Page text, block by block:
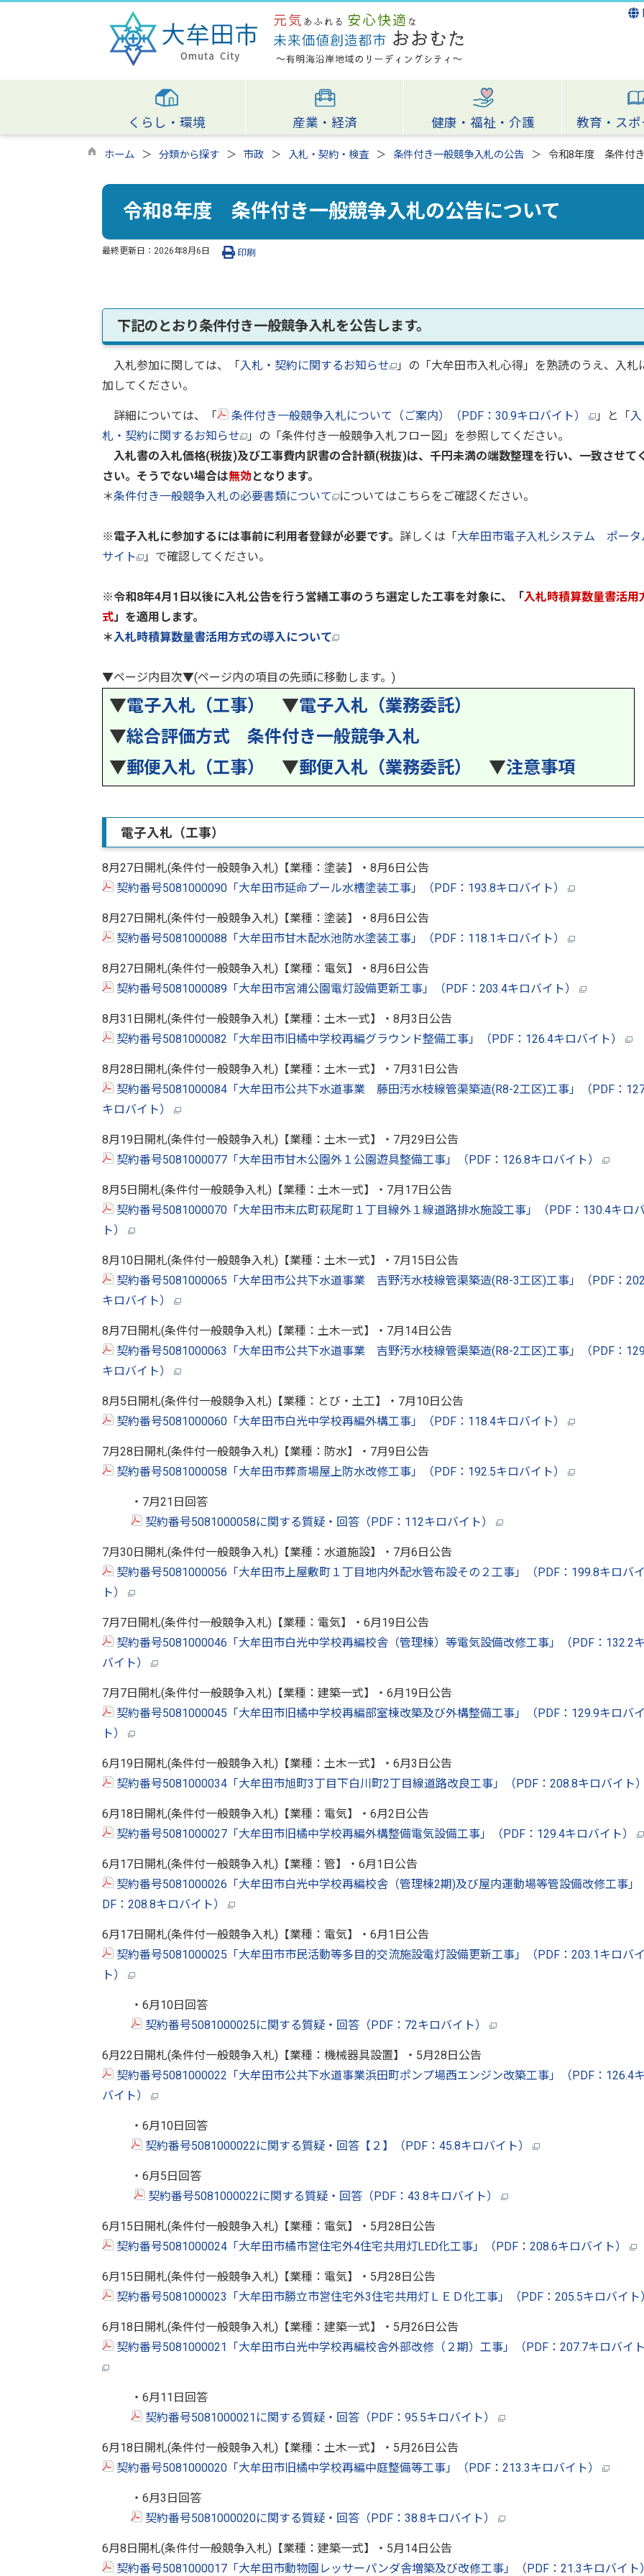
くらし・環境 産業・経済 健康・福祉・介護 教育・ス
ホーム 分類から探す 市政 入札・契約・検査 条件付き一般競争入札の公告 令和8年度 条件付
令和8年度 条件付き一般競争入札の公告について
最終更新日： 2026年8月6日 印刷
下記のとおり条件付き一般競争入札を公告します。
入札参加に関しては、「 入札・契約に関するお知らせ
」の「大牟田市入札心得」を熟読のうえ、入札
加してください。
詳細については、「 条件付き一般競争入札について（ご案内）（PDF：30.9キロバイト） 」と「 入
札・契約に関するお知らせ
」の「条件付き一般競争入札フロー図」を参照してください。
入札書の入札価格(税抜)及び工事費内訳書の合計額(税抜)は、千円未満の端数整理を行い、一致させて
さい。そうでない場合は無効 となります。
＊条件付き一般競争入札の必要書類について についてはこちらをご確認ください。
※電子入札に参加するには事前に利用者登録が必要です。 詳しくは「大牟田市電子入札システム ポータ
サイト
」で確認してください。
※令和8年4月1日以後に入札公告を行う営繕工事のうち選定した工事を対象に、「入札時積算数量書活用
式 」を適用します。
＊入札時積算数量書活用方式の導入について
▼ページ内目次▼(ページ内の項目の先頭に移動します。)
▼電子入札（工事） ▼電子入札（業務委託）
▼総合評価方式 条件付き一般競争入札
▼郵便入札（工事） ▼郵便入札（業務委託） ▼注意事項
電子入札（工事）
8月27日開札(条件付一般競争入札)【業種：塗装】・8月6日公告
契約番号5081000090「大牟田市延命プール水槽塗装工事」（PDF：193.8キロバイト）
8月27日開札(条件付一般競争入札)【業種：塗装】・8月6日公告
契約番号5081000088「大牟田市甘木配水池防水塗装工事」（PDF：118.1キロバイト）
8月27日開札(条件付一般競争入札)【業種：電気】・8月6日公告
契約番号5081000089「大牟田市宮浦公園電灯設備更新工事」（PDF：203.4キロバイト）
8月31日開札(条件付一般競争入札)【業種：土木一式】・8月3日公告
契約番号5081000082「大牟田市旧橘中学校再編グラウンド整備工事」（PDF：126.4キロバイト）
8月28日開札(条件付一般競争入札)【業種：土木一式】・7月31日公告
契約番号5081000084「大牟田市公共下水道事業 藤田汚水枝線管渠築造(R8-2工区)工事」（PDF：
キロバイト）
8月19日開札(条件付一般競争入札)【業種：土木一式】・7月29日公告
契約番号5081000077「大牟田市甘木公園外１公園遊具整備工事」（PDF：126.8キロバイト）
8月5日開札(条件付一般競争入札)【業種：土木一式】・7月17日公告
契約番号5081000070「大牟田市末広町萩尾町１丁目線外１線道路排水施設工事」（PDF：130.4キロ
ト）
8月10日開札(条件付一般競争入札)【業種：土木一式】・7月15日公告
契約番号5081000065「大牟田市公共下水道事業 吉野汚水枝線管渠築造(R8-3工区)工事」（PDF：
キロバイト）
8月7日開札(条件付一般競争入札)【業種：土木一式】・7月14日公告
契約番号5081000063「大牟田市公共下水道事業 吉野汚水枝線管渠築造(R8-2工区)工事」（PDF：
キロバイト）
8月5日開札(条件付一般競争入札)【業種：とび・土工】・7月10日公告
契約番号5081000060「大牟田市白光中学校再編外構工事」（PDF：118.4キロバイト）
7月28日開札(条件付一般競争入札)【業種：防水】・7月9日公告
契約番号5081000058「大牟田市葬斎場屋上防水改修工事」（PDF：192.5キロバイト）
・7月21日回答
契約番号5081000058に関する質疑・回答（PDF：112キロバイト）
7月30日開札(条件付一般競争入札)【業種：水道施設】・7月6日公告
契約番号5081000056「大牟田市上屋敷町１丁目地内外配水管布設その２工事」（PDF：199.8キロバ
ト）
7月7日開札(条件付一般競争入札)【業種：電気】・6月19日公告
契約番号5081000046「大牟田市白光中学校再編校舎（管理棟）等電気設備改修工事」（PDF：132.2
バイト）
7月7日開札(条件付一般競争入札)【業種：建築一式】・6月19日公告
契約番号5081000045「大牟田市旧橘中学校再編部室棟改築及び外構整備工事」（PDF：129.9キロバ
ト）
6月19日開札(条件付一般競争入札)【業種：土木一式】・6月3日公告
契約番号5081000034「大牟田市旭町3丁目下白川町2丁目線道路改良工事」（PDF：208.8キロバイト
6月18日開札(条件付一般競争入札)【業種：電気】・6月2日公告
契約番号5081000027「大牟田市旧橘中学校再編外構整備電気設備工事」（PDF：129.4キロバイト）
6月17日開札(条件付一般競争入札)【業種：管】・6月1日公告
契約番号5081000026「大牟田市白光中学校再編校舎（管理棟2期)及び屋内運動場等管設備改修工事」
DF：208.8キロバイト）
6月17日開札(条件付一般競争入札)【業種：電気】・6月1日公告
契約番号5081000025「大牟田市市民活動等多目的交流施設電灯設備更新工事」（PDF：203.1キロバ
ト）
・6月10日回答
契約番号5081000025に関する質疑・回答（PDF：72キロバイト）
6月22日開札(条件付一般競争入札)【業種：機械器具設置】・5月28日公告
契約番号5081000022「大牟田市公共下水道事業浜田町ポンプ場西エンジン改築工事」（PDF：126.4
バイト）
・6月10日回答
契約番号5081000022に関する質疑・回答【２】（PDF：45.8キロバイト）
・6月5日回答
契約番号5081000022に関する質疑・回答（PDF：43.8キロバイト）
6月15日開札(条件付一般競争入札)【業種：電気】・5月28日公告
契約番号5081000024「大牟田市橘市営住宅外4住宅共用灯LED化工事」（PDF：208.6キロバイト）
6月15日開札(条件付一般競争入札)【業種：電気】・5月28日公告
契約番号5081000023「大牟田市勝立市営住宅外3住宅共用灯ＬＥＤ化工事」（PDF：205.5キロバイ
6月18日開札(条件付一般競争入札)【業種：建築一式】・5月26日公告
契約番号5081000021「大牟田市白光中学校再編校舎外部改修（２期）工事」（PDF：207.7キロバイ
・6月11日回答
契約番号5081000021に関する質疑・回答（PDF：95.5キロバイト）
6月18日開札(条件付一般競争入札)【業種：土木一式】・5月26日公告
契約番号5081000020「大牟田市旧橘中学校再編中庭整備等工事」（PDF：213.3キロバイト）
・6月3日回答
契約番号5081000020に関する質疑・回答（PDF：38.8キロバイト）
6月8日開札(条件付一般競争入札)【業種：建築一式】・5月14日公告
契約番号5081000017「大牟田市動物園レッサーパンダ舎増築及び改修工事」（PDF：21.3キロバイ